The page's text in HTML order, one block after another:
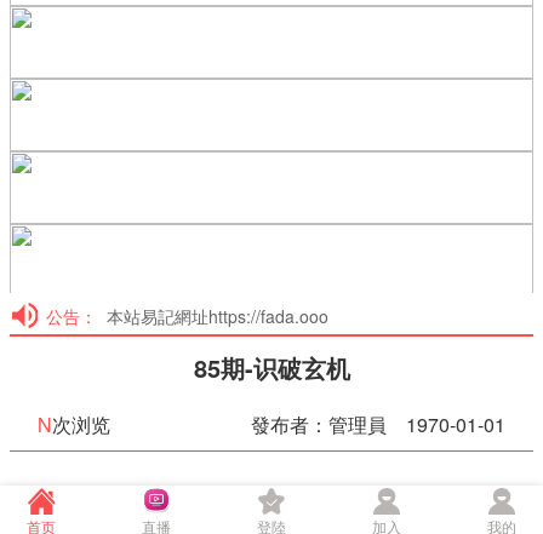
公告： 本站易記網址https://fada.ooo
85期-识破玄机
N次浏览 發布者：管理員 1970-01-01
85期-识破玄机
首页 直播 登陸 加入 我的